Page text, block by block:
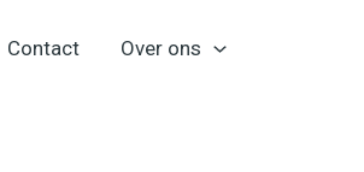
Contact Over ons